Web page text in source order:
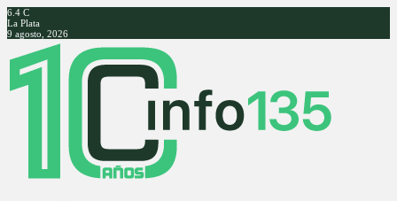
6.4 C
La Plata
9 agosto, 2026
Facebook
Twitter
Instagram
Youtube